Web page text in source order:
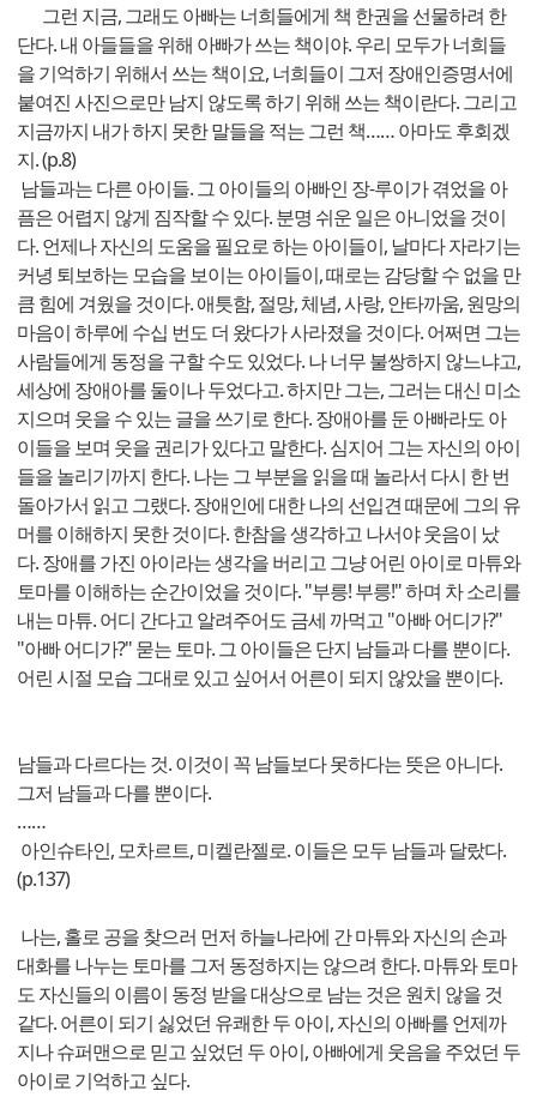
그런 지금, 그래도 아빠는 너희들에게 책 한권을 선물하려 한
단다. 내 아들들을 위해 아빠가 쓰는 책이야. 우리 모두가 너희들
을 기억하기 위해서 쓰는 책이요, 너희들이 그저 장애인증명서에
붙여진 사진으로만 남지 않도록 하기 위해 쓰는 책이란다. 그리고
지금까지 내가 하지 못한 말들을 적는 그런 책…… 아마도 후회겠
지. (p.8)
남들과는 다른 아이들. 그 아이들의 아빠인 장-루이가 겪었을 아
픔은 어렵지 않게 짐작할 수 있다. 분명 쉬운 일은 아니었을 것이
다. 언제나 자신의 도움을 필요로 하는 아이들이, 날마다 자라기는
커녕 퇴보하는 모습을 보이는 아이들이, 때로는 감당할 수 없을 만
큼 힘에 겨웠을 것이다. 애틋함, 절망, 체념, 사랑, 안타까움, 원망의
마음이 하루에 수십 번도 더 왔다가 사라졌을 것이다. 어쩌면 그는
사람들에게 동정을 구할 수도 있었다. 나 너무 불쌍하지 않느냐고,
세상에 장애아를 둘이나 두었다고. 하지만 그는, 그러는 대신 미소
지으며 웃을 수 있는 글을 쓰기로 한다. 장애아를 둔 아빠라도 아
이들을 보며 웃을 권리가 있다고 말한다. 심지어 그는 자신의 아이
들을 놀리기까지 한다. 나는 그 부분을 읽을 때 놀라서 다시 한 번
돌아가서 읽고 그랬다. 장애인에 대한 나의 선입견 때문에 그의 유
머를 이해하지 못한 것이다. 한참을 생각하고 나서야 웃음이 났
다. 장애를 가진 아이라는 생각을 버리고 그냥 어린 아이로 마튜와
토마를 이해하는 순간이었을 것이다. "부릉! 부릉!" 하며 차 소리를
내는 마튜. 어디 간다고 알려주어도 금세 까먹고 "아빠 어디가?"
"아빠 어디가?" 묻는 토마. 그 아이들은 단지 남들과 다를 뿐이다.
어린 시절 모습 그대로 있고 싶어서 어른이 되지 않았을 뿐이다.
남들과 다르다는 것. 이것이 꼭 남들보다 못하다는 뜻은 아니다.
그저 남들과 다를 뿐이다.
……
아인슈타인, 모차르트, 미켈란젤로. 이들은 모두 남들과 달랐다.
(p.137)
나는, 홀로 공을 찾으러 먼저 하늘나라에 간 마튜와 자신의 손과
대화를 나누는 토마를 그저 동정하지는 않으려 한다. 마튜와 토마
도 자신들의 이름이 동정 받을 대상으로 남는 것은 원치 않을 것
같다. 어른이 되기 싫었던 유쾌한 두 아이, 자신의 아빠를 언제까
지나 슈퍼맨으로 믿고 싶었던 두 아이, 아빠에게 웃음을 주었던 두
아이로 기억하고 싶다.